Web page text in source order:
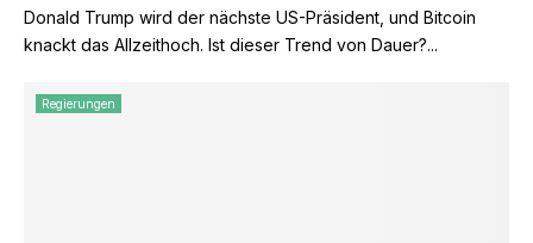
Donald Trump wird der nächste US-Präsident, und Bitcoin
knackt das Allzeithoch. Ist dieser Trend von Dauer?...
Regierungen